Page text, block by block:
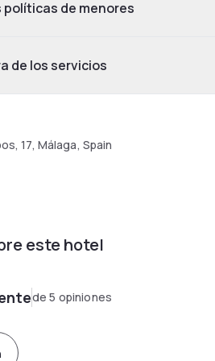
de menores
de los servicios
17, Málaga, Spain
este hotel
de 5 opiniones